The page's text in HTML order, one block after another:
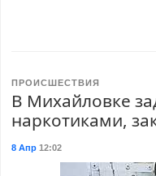
ПРОИСШЕСТВИЯ
В Михайловке
наркотиками,
8 Апр12:02